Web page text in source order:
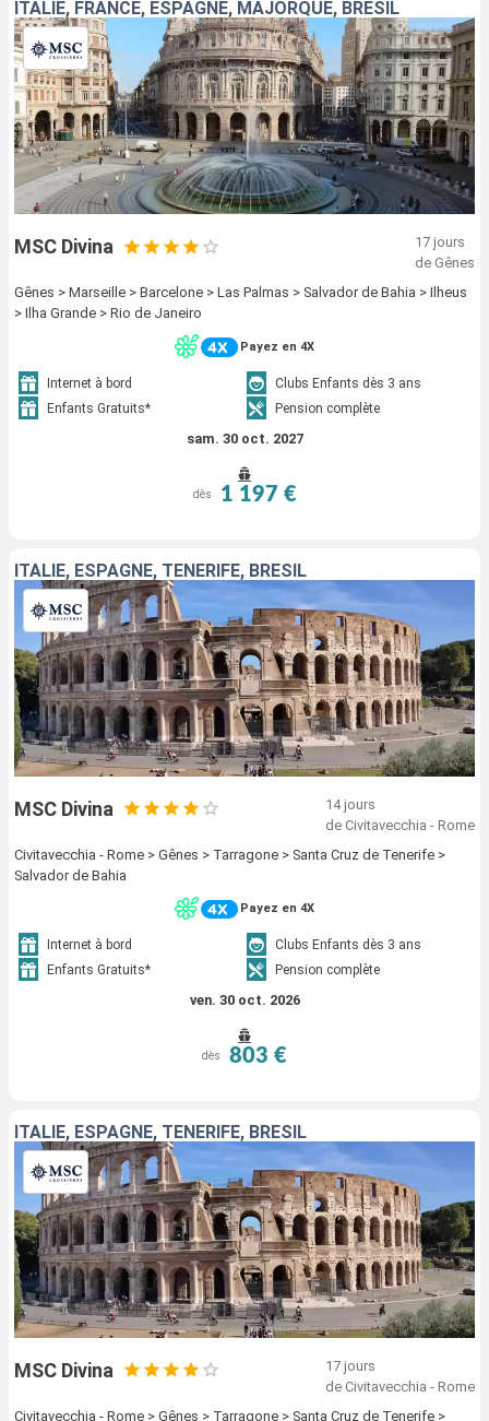
ITALIE, FRANCE, ESPAGNE, MAJORQUE, BRÉSIL
MSC Divina
17 jours
de Gênes
Gênes > Marseille > Barcelone > Las Palmas > Salvador de Bahia > Ilheus
> Ilha Grande > Rio de Janeiro
Payez en 4X
Internet à bord
Clubs Enfants dès 3 ans
Enfants Gratuits*
Pension complète
sam. 30 oct. 2027
dès 1 197 €
ITALIE, ESPAGNE, TENERIFE, BRÉSIL
MSC Divina
14 jours
de Civitavecchia - Rome
Civitavecchia - Rome > Gênes > Tarragone > Santa Cruz de Tenerife >
Salvador de Bahia
Payez en 4X
Internet à bord
Clubs Enfants dès 3 ans
Enfants Gratuits*
Pension complète
ven. 30 oct. 2026
dès 803 €
ITALIE, ESPAGNE, TENERIFE, BRÉSIL
MSC Divina
17 jours
de Civitavecchia - Rome
Civitavecchia - Rome > Gênes > Tarragone > Santa Cruz de Tenerife >